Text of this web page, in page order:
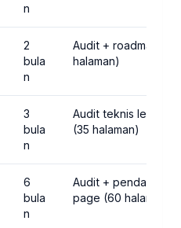
n
2
bula
n
Audit + roadmap,
halaman)
3
bula
n
Audit teknis
(35 halaman)
6
bula
n
Audit +
page (60 halaman)